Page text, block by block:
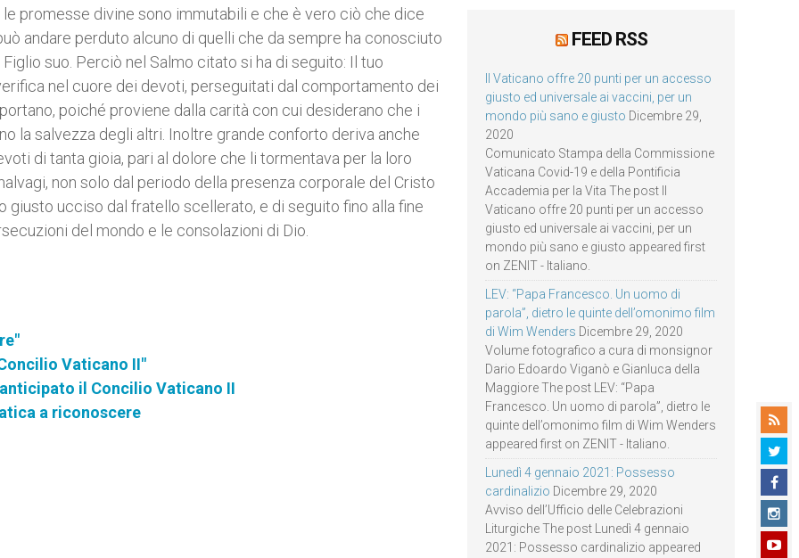
le promesse divine sono immutabili e che è vero ciò che dice
andare perduto alcuno di quelli che da sempre ha conosciuto
suo. Perciò nel Salmo citato si ha di seguito: Il tuo
nel cuore dei devoti, perseguitati dal comportamento dei
poiché proviene dalla carità con cui desiderano che i
la salvezza degli altri. Inoltre grande conforto deriva anche
di tanta gioia, pari al dolore che li tormentava per la loro
non solo dal periodo della presenza corporale del Cristo
giusto ucciso dal fratello scellerato, e di seguito fino alla fine
del mondo e le consolazioni di Dio.
Vaticano II"
il Concilio Vaticano II
a riconoscere
FEED RSS
Il Vaticano offre 20 punti per un accesso
giusto ed universale ai vaccini, per un
mondo più sano e giusto Dicembre 29,
2020
Comunicato Stampa della Commissione
Vaticana Covid-19 e della Pontificia
Accademia per la Vita The post Il
Vaticano offre 20 punti per un accesso
giusto ed universale ai vaccini, per un
mondo più sano e giusto appeared first
on ZENIT - Italiano.
LEV: “Papa Francesco. Un uomo di
parola”, dietro le quinte dell’omonimo film
di Wim Wenders Dicembre 29, 2020
Volume fotografico a cura di monsignor
Dario Edoardo Viganò e Gianluca della
Maggiore The post LEV: “Papa
Francesco. Un uomo di parola”, dietro le
quinte dell’omonimo film di Wim Wenders
appeared first on ZENIT - Italiano.
Lunedì 4 gennaio 2021: Possesso
cardinalizio Dicembre 29, 2020
Avviso dell’Ufficio delle Celebrazioni
Liturgiche The post Lunedì 4 gennaio
2021: Possesso cardinalizio appeared